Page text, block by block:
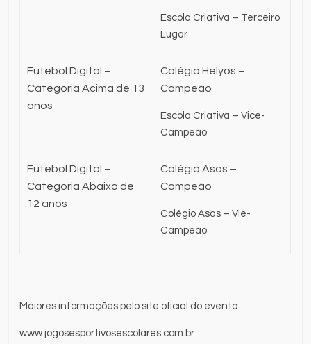
Escola Criativa – Terceiro
Lugar
Futebol Digital –
Categoria Acima de 13
anos
Colégio Helyos –
Campeão
Escola Criativa – Vice-
Campeão
Futebol Digital –
Categoria Abaixo de
12 anos
Colégio Asas –
Campeão
Colégio Asas – Vie-
Campeão
Maiores informações pelo site oficial do evento:
www.jogosesportivosescolares.com.br